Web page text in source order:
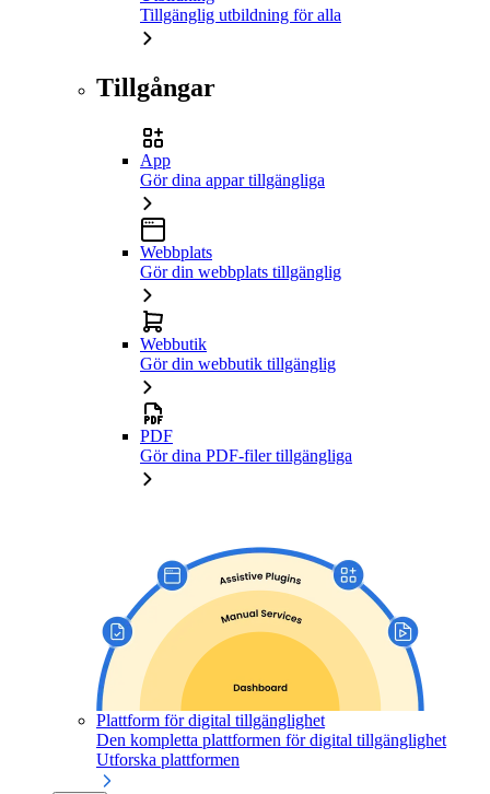
Tillgänglig utbildning för alla
Tillgångar
App
Gör dina appar tillgängliga
Webbplats
Gör din webbplats tillgänglig
Webbutik
Gör din webbutik tillgänglig
PDF
Gör dina PDF-filer tillgängliga
Plattform för digital tillgänglighet
Den kompletta plattformen för digital tillgänglighet
Utforska plattformen